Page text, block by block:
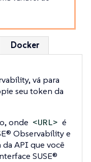
Docker
vá para
seu token da
onde <URL> é
Observability e
API que você
SUSE®